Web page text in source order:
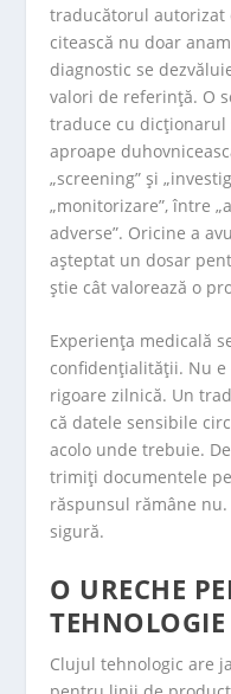
traducătorul autorizat
citească nu doar
diagnostic se
valori de referință. O
traduce cu dicționarul
aproape
„screening” și
„monitorizare”, între
adverse”. Oricine a
așteptat un dosar
știe cât valorează o
Experiența medicală
confidențialității. Nu e
rigoare zilnică. Un
că datele sensibile
acolo unde trebuie.
trimiți documentele
răspunsul rămâne
sigură.
O URECHE
TEHNOLOGIE
Clujul tehnologic are